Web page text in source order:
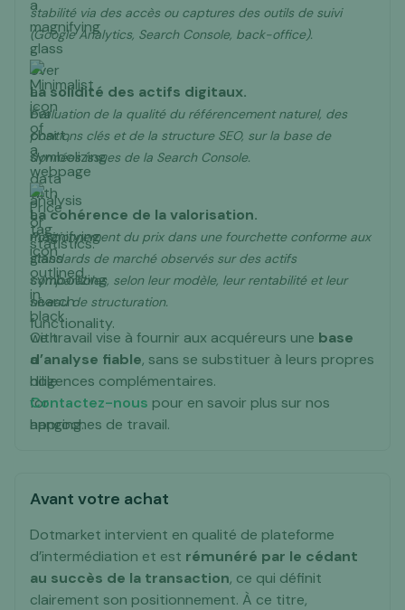
stabilité via des accès ou captures des outils de suivi
(Google Analytics, Search Console, back-office).
La solidité des actifs digitaux.
Évaluation de la qualité du référencement naturel, des
positions clés et de la structure SEO, sur la base de
données issues de la Search Console.
La cohérence de la valorisation.
Positionnement du prix dans une fourchette conforme aux
standards de marché observés sur des actifs
comparables, selon leur modèle, leur rentabilité et leur
niveau de structuration.
Ce travail vise à fournir aux acquéreurs une base
d’analyse fiable, sans se substituer à leurs propres
diligences complémentaires.
Contactez-nous pour en savoir plus sur nos
approches de travail.
Avant votre achat
Dotmarket intervient en qualité de plateforme
d’intermédiation et est rémunéré par le cédant
au succès de la transaction, ce qui définit
clairement son positionnement. À ce titre,